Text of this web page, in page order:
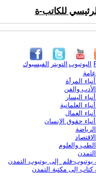
للكاتب-ة
الفيسبوك التويتر اليوتيوب
المرأة
الأدب والفن
اليسار
العلمانية
العمال
أنباء حقوق الإنسان
الطب والعلوم
يوتيوب-فلم إلى يوتيوب التمدن
كتاب إلى مكتبة التمدن